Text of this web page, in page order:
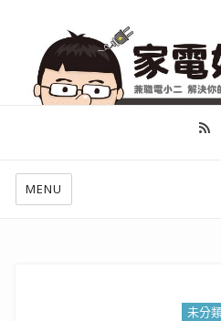
幫你做好功課，看了就知怎麼找出適
MENU
未分